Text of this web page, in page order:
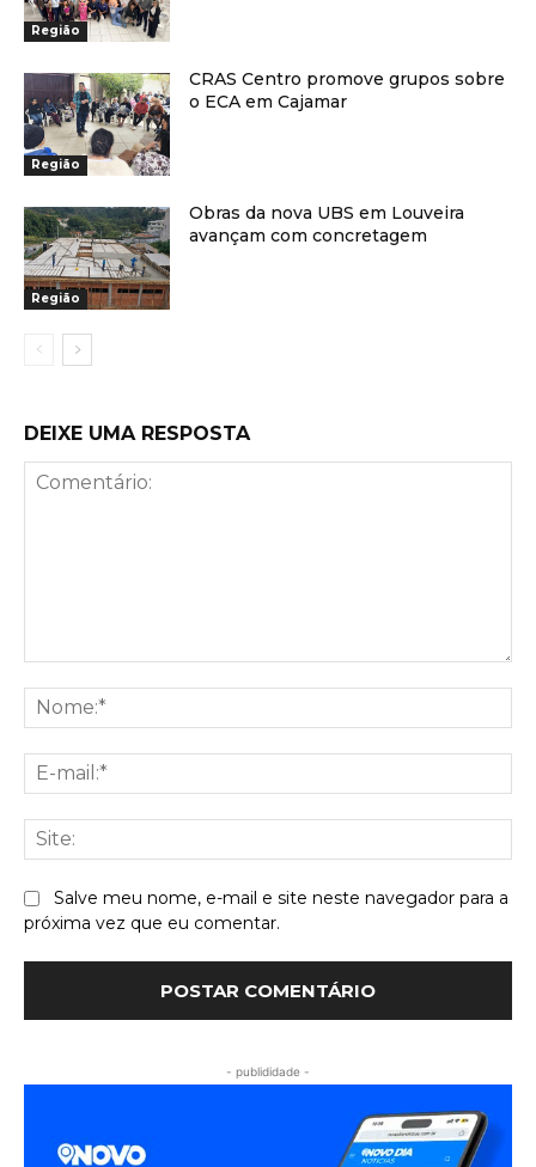
Região
Região
CRAS Centro promove grupos sobre
o ECA em Cajamar
Região
Obras da nova UBS em Louveira
avançam com concretagem
DEIXE UMA RESPOSTA
Salve meu nome, e-mail e site neste navegador para a
próxima vez que eu comentar.
- publididade -